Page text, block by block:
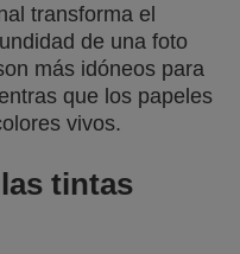
transforma el
de una foto
más idóneos para
que los papeles
vivos.
tintas